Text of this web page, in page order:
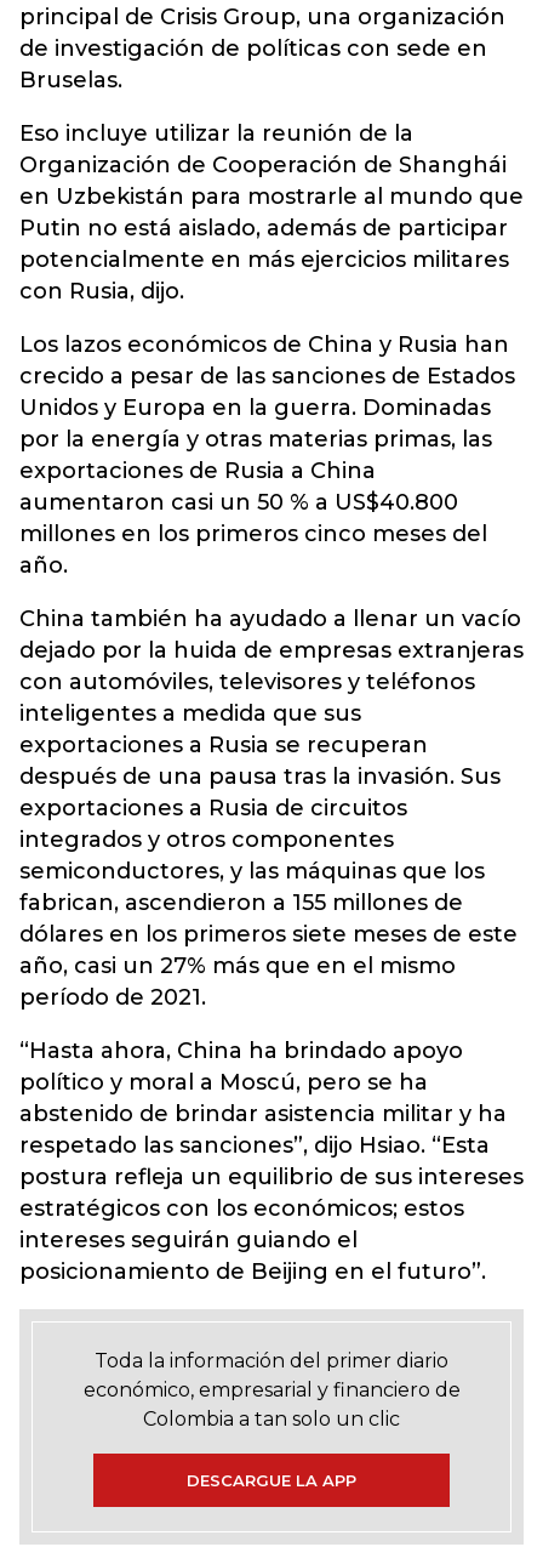
principal de Crisis Group, una organización
de investigación de políticas con sede en
Bruselas.
Eso incluye utilizar la reunión de la
Organización de Cooperación de Shanghái
en Uzbekistán para mostrarle al mundo que
Putin no está aislado, además de participar
potencialmente en más ejercicios militares
con Rusia, dijo.
Los lazos económicos de China y Rusia han
crecido a pesar de las sanciones de Estados
Unidos y Europa en la guerra. Dominadas
por la energía y otras materias primas, las
exportaciones de Rusia a China
aumentaron casi un 50 % a US$40.800
millones en los primeros cinco meses del
año.
China también ha ayudado a llenar un vacío
dejado por la huida de empresas extranjeras
con automóviles, televisores y teléfonos
inteligentes a medida que sus
exportaciones a Rusia se recuperan
después de una pausa tras la invasión. Sus
exportaciones a Rusia de circuitos
integrados y otros componentes
semiconductores, y las máquinas que los
fabrican, ascendieron a 155 millones de
dólares en los primeros siete meses de este
año, casi un 27% más que en el mismo
período de 2021.
“Hasta ahora, China ha brindado apoyo
político y moral a Moscú, pero se ha
abstenido de brindar asistencia militar y ha
respetado las sanciones”, dijo Hsiao. “Esta
postura refleja un equilibrio de sus intereses
estratégicos con los económicos; estos
intereses seguirán guiando el
posicionamiento de Beijing en el futuro”.
Toda la información del primer diario
económico, empresarial y financiero de
Colombia a tan solo un clic
DESCARGUE LA APP